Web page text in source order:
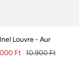
Inel Louvre - Aur
Ft Pret
10.900 Ft